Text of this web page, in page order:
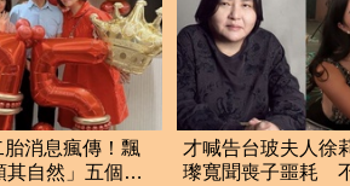
消息瘋傳！飄
其自然」五個月
才喊告台玻夫人徐
瓈寬聞喪子噩耗